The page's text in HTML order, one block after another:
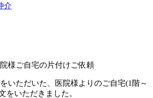
介
様ご自宅の片付けご依頼
いただいた、医院様よりのご自宅(1階～
をいただきました。